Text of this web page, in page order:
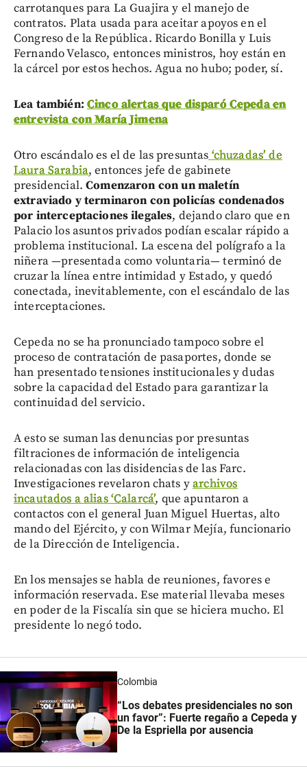
carrotanques para La Guajira y el manejo de
contratos. Plata usada para aceitar apoyos en el
Congreso de la República. Ricardo Bonilla y Luis
Fernando Velasco, entonces ministros, hoy están en
la cárcel por estos hechos. Agua no hubo; poder, sí.
Lea también: Cinco alertas que disparó Cepeda en
entrevista con María Jimena
Otro escándalo es el de las presuntas ‘chuzadas’ de
Laura Sarabia, entonces jefe de gabinete
presidencial.Comenzaron con un maletín
extraviado y terminaron con policías condenados
por interceptaciones ilegales, dejando claro que en
Palacio los asuntos privados podían escalar rápido a
problema institucional. La escena del polígrafo a la
niñera —presentada como voluntaria— terminó de
cruzar la línea entre intimidad y Estado, y quedó
conectada, inevitablemente, con el escándalo de las
interceptaciones.
Cepeda no se ha pronunciado tampoco sobre el
proceso de contratación de pasaportes, donde se
han presentado tensiones institucionales y dudas
sobre la capacidad del Estado para garantizar la
continuidad del servicio.
A esto se suman las denuncias por presuntas
filtraciones de información de inteligencia
relacionadas con las disidencias de las Farc.
Investigaciones revelaron chats yarchivos
incautados a alias ‘Calarcá’, que apuntaron a
contactos con el general Juan Miguel Huertas, alto
mando del Ejército, y con Wilmar Mejía, funcionario
de la Dirección de Inteligencia.
En los mensajes se habla de reuniones, favores e
información reservada. Ese material llevaba meses
en poder de la Fiscalía sin que se hiciera mucho. El
presidente lo negó todo.
Colombia
“Los debates presidenciales no son
un favor”: Fuerte regaño a Cepeda y
De la Espriella por ausencia